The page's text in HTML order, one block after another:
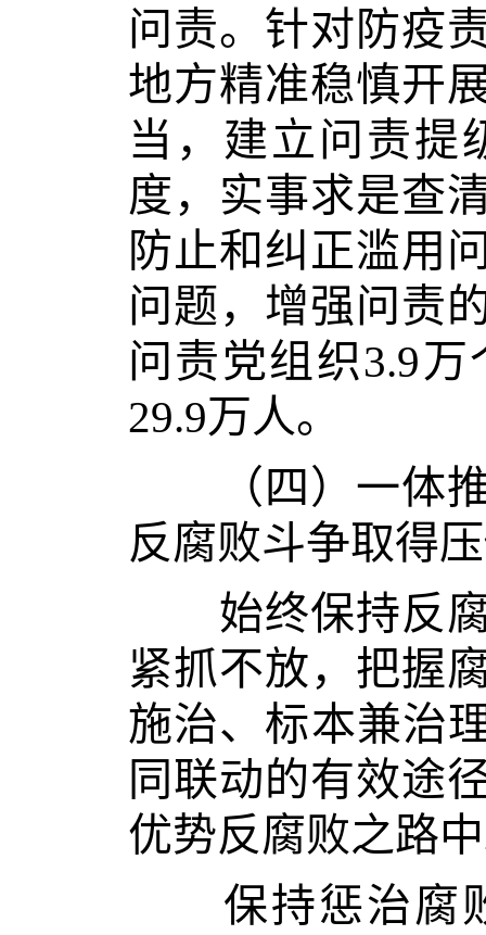
问责。针对防疫
地方精准稳慎开
当，建立问责提
度，实事求是查
防止和纠正滥用
问题，增强问责
问责党组织3.9
29.9万人。
（四）一体推
反腐败斗争取得
始终保持反腐
紧抓不放，把握
施治、标本兼治
同联动的有效途
优势反腐败之路
保持惩治腐败